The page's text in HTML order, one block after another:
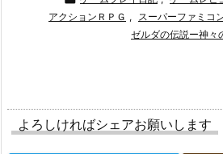
アクションＲＰＧ , スーパーファミコ
ゼルダの伝説ー神々
よろしければシェアお願いします